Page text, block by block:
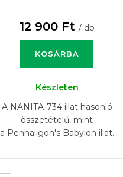
12 900 Ft / db
KOSÁRBA
Készleten
A NANITA-734 illat hasonló
összetételű, mint
a Penhaligon's Babylon illat.